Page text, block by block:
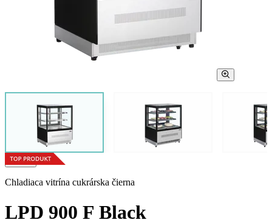
Chladiaca vitrína cukrárska čierna
LPD 900 F Black